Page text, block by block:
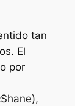
tan
. El
por